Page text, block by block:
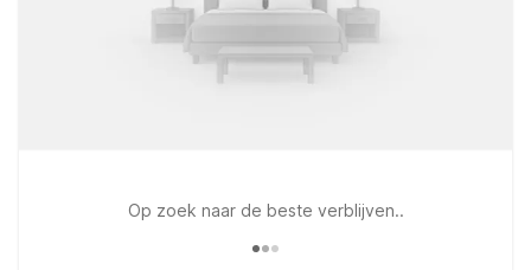
Op zoek naar de beste verblijven..